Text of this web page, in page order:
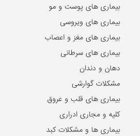
بیماری های پوست و مو
بیماری های ویروسی
بیماری های مغز و اعصاب
بیماری های سرطانی
دهان و دندان
مشکلات گوارشی
بیماری های قلب و عروق
کلیه و مجاری ادراری
بیماری ها و مشکلات کبد